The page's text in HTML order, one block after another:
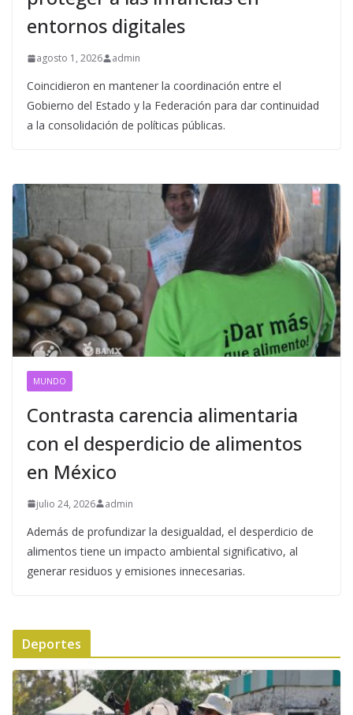
entornos digitales
agosto 1, 2026 admin
Coincidieron en mantener la coordinación entre el
Gobierno del Estado y la Federación para dar continuidad
a la consolidación de políticas públicas.
MUNDO
Contrasta carencia alimentaria
con el desperdicio de alimentos
en México
julio 24, 2026 admin
Además de profundizar la desigualdad, el desperdicio de
alimentos tiene un impacto ambiental significativo, al
generar residuos y emisiones innecesarias.
Deportes